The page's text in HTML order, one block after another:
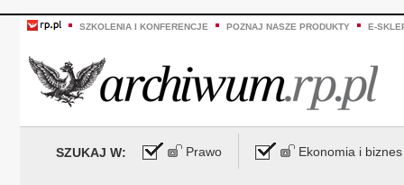
SZKOLENIA I KONFERENCJE POZNAJ NASZE PRODUKTY E-
SZUKAJ W: Prawo Ekonomia i biznes